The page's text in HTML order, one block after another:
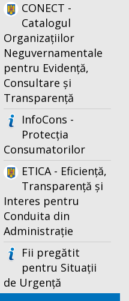
CONECT -
Catalogul
Organizațiilor
Neguvernamentale
pentru Evidență,
Consultare și
Transparență
InfoCons -
Protecția
Consumatorilor
ETICA - Eficiență,
Transparență și
Interes pentru
Conduita din
Administrație
Fii pregătit
pentru Situații
de Urgență